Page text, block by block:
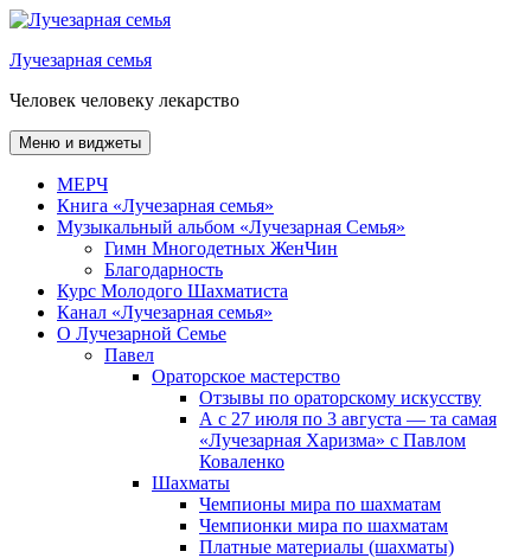
Перейти
содержимому
Лучезарная семья
Человек человеку лекарство
Меню и виджеты
МЕРЧ
Книга «Лучезарная семья»
Музыкальный альбом «Лучезарная Семья»
Гимн Многодетных ЖенЧин
Благодарность
Курс Молодого Шахматиста
Канал «Лучезарная семья»
О Лучезарной Семье
Павел
Ораторское мастерство
Отзывы по ораторскому искусству
А с 27 июля по 3 августа — та самая
«Лучезарная Харизма» с Павлом
Коваленко
Шахматы
Чемпионы мира по шахматам
Чемпионки мира по шахматам
Платные материалы (шахматы)